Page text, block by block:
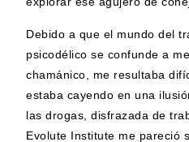
Debido a que el mundo del
psicodélico se confunde a
chamánico, me resultaba
estaba cayendo en una
las drogas, disfrazada de
Evolute Institute me pareció